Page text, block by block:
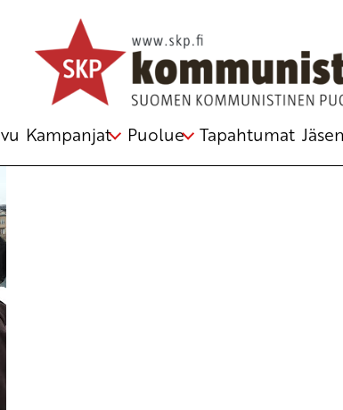
Kampanjat Puolue Tapahtumat